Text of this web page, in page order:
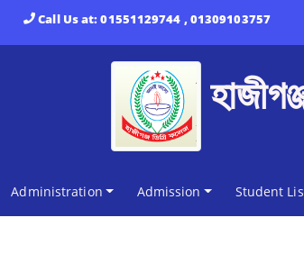
Call Us at:01551129744 , 01309103757
Administration Admission Student